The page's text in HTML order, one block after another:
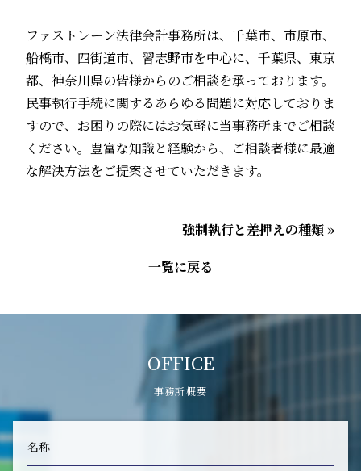
ファストレーン法律会計事務所は、千葉市、市原市、
船橋市、四街道市、習志野市を中心に、千葉県、東京
都、神奈川県の皆様からのご相談を承っております。
民事執行手続に関するあらゆる問題に対応しておりま
すので、お困りの際にはお気軽に当事務所までご相談
ください。豊富な知識と経験から、ご相談者様に最適
な解決方法をご提案させていただきます。
強制執行と差押えの種類 »
一覧に戻る
OFFICE
事務所概要
名称